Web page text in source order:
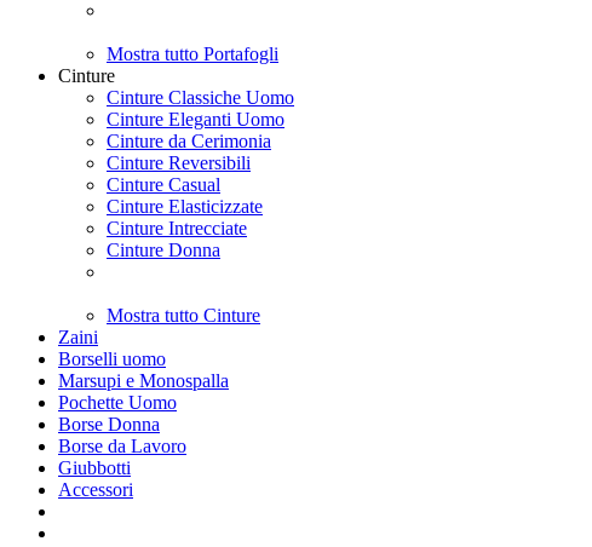
Mostra tutto Portafogli
Cinture
Cinture Classiche Uomo
Cinture Eleganti Uomo
Cinture da Cerimonia
Cinture Reversibili
Cinture Casual
Cinture Elasticizzate
Cinture Intrecciate
Cinture Donna
Mostra tutto Cinture
Zaini
Borselli uomo
Marsupi e Monospalla
Pochette Uomo
Borse Donna
Borse da Lavoro
Giubbotti
Accessori